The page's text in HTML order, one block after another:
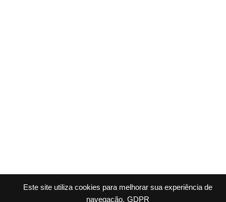
Este site utiliza cookies para melhorar sua experiência de
navegação. GDPR